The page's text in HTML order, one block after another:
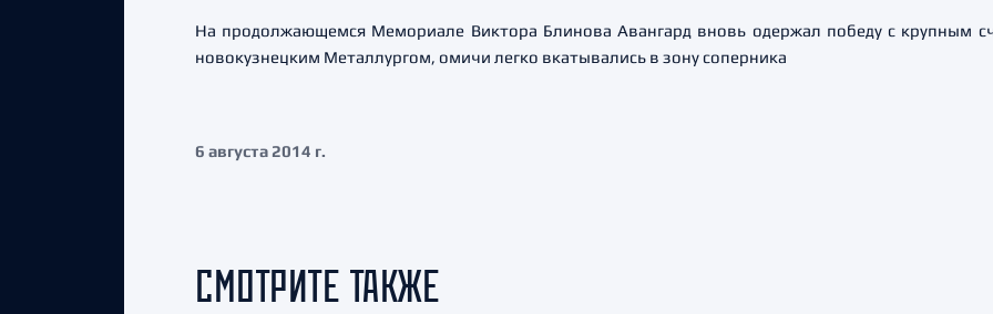
На продолжающемся Мемориале Виктора Блинова Авангард вновь одержал победу с крупным
новокузнецким Металлургом, омичи легко вкатывались в зону соперника
6 августа 2014 г.
СМОТРИТЕ ТАКЖЕ